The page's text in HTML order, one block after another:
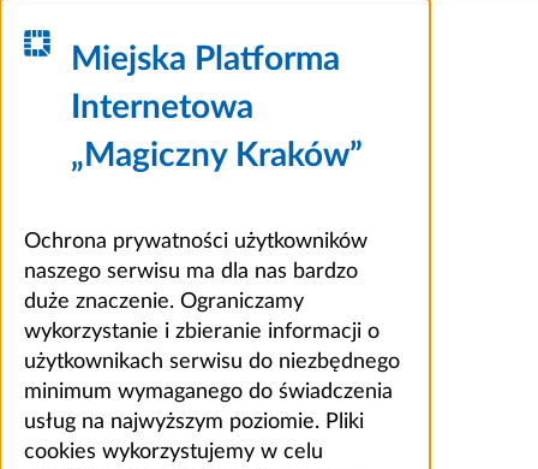
Miejska Platforma
Internetowa
„Magiczny Kraków”
Ochrona prywatności użytkowników
naszego serwisu ma dla nas bardzo
duże znaczenie. Ograniczamy
wykorzystanie i zbieranie informacji o
użytkownikach serwisu do niezbędnego
minimum wymaganego do świadczenia
usług na najwyższym poziomie. Pliki
cookies wykorzystujemy w celu